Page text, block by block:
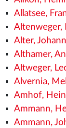
Allatsee,
Altenweger,
Alter,
Althamer,
Altweger,
Alvernia,
Amhof,
Ammann,
Ammann,